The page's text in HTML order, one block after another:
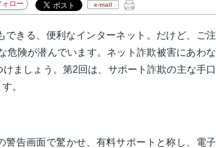
e-mail
できる、便利なインターネット。だけど、ご注
危険が潜んでいます。ネット詐欺被害にあわな
ましょう。第2回は、サポート詐欺の主な手口
。
警告画面で驚かせ、有料サポートと称し、電子